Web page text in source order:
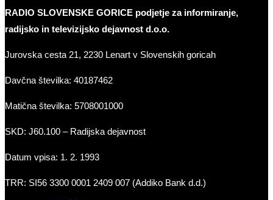
RADIO SLOVENSKE GORICE podjetje za informiranje,
radijsko in televizijsko dejavnost d.o.o.
Jurovska cesta 21, 2230 Lenart v Slovenskih goricah
Davčna številka: 40187462
Matična številka: 5708001000
SKD: J60.100 – Radijska dejavnost
Datum vpisa: 1. 2. 1993
TRR: SI56 3300 0001 2409 007 (Addiko Bank d.d.)